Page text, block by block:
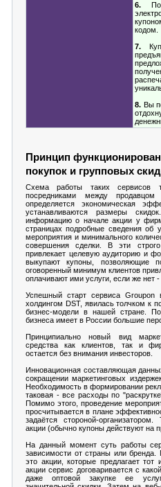
6.
кодом.
7.
8. Вы
Принцип
покупок и групповых
Схема работы таких сервисов
посредниками между
определяется экономическая
устанавливаются размеры
информацию о начале акции у
страницах подробные сведения об
мероприятия и минимального
совершения сделки. В эти
привлекает целевую аудиторию и
выкупают купоны, позволяющие
оговоренный минимум клиентов
оплачивают ими услуги, если же нет -
Успешный старт сервиса
холдингом DST, явилась толчком к
бизнес-модели в нашей стране.
бизнеса имеет в России большие
Принципиально новый вид
средства как клиентов, так и
остается без внимания инвесторов.
Инновационная составляющая
сокращении маркетинговых
Необходимость в формировании
таковая - все расходы по
Помимо этого, проведение
просчитывается в плане
задаётся стороной-
акции (обычно купоны действуют на
На данный момент суть работы
зависимости от страны или бренда.
это акции, которые предлагает
акции сервис договаривается с
даже оптовой закупке ее